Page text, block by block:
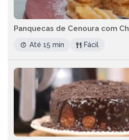
Panquecas de Cenoura com
Até 15 min Fácil